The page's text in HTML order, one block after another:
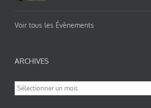
Voir tous les Évènements
ARCHIVES
Archives